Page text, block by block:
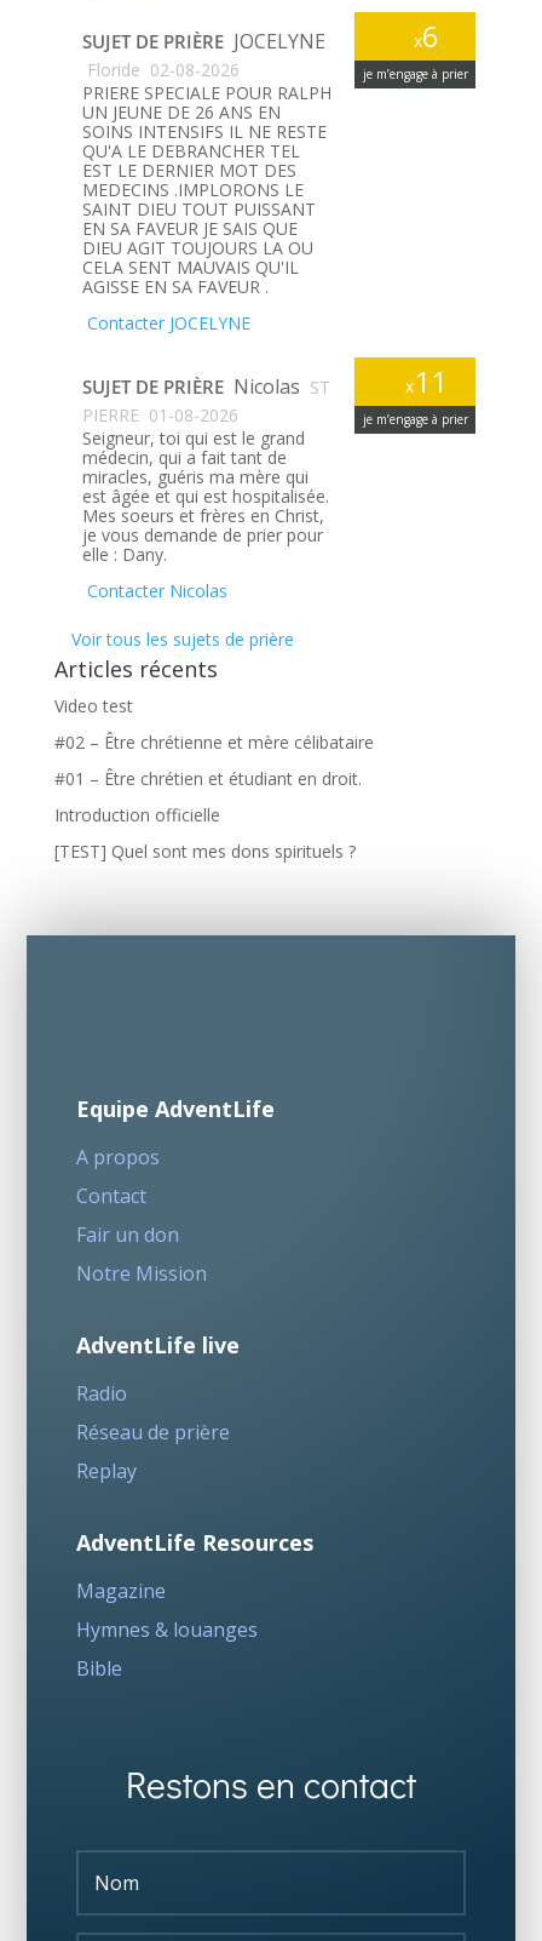
x6
je m’engage à prier
SUJET DE PRIÈRE JOCELYNE
Floride 02-08-2026
PRIERE SPECIALE POUR RALPH
UN JEUNE DE 26 ANS EN
SOINS INTENSIFS IL NE RESTE
QU'A LE DEBRANCHER TEL
EST LE DERNIER MOT DES
MEDECINS .IMPLORONS LE
SAINT DIEU TOUT PUISSANT
EN SA FAVEUR JE SAIS QUE
DIEU AGIT TOUJOURS LA OU
CELA SENT MAUVAIS QU'IL
AGISSE EN SA FAVEUR .
Contacter JOCELYNE
x11
je m’engage à prier
SUJET DE PRIÈRE Nicolas ST
PIERRE 01-08-2026
Seigneur, toi qui est le grand
médecin, qui a fait tant de
miracles, guéris ma mère qui
est âgée et qui est hospitalisée.
Mes soeurs et frères en Christ,
je vous demande de prier pour
elle : Dany.
Contacter Nicolas
Voir tous les sujets de prière
Articles récents
Video test
#02 – Être chrétienne et mère célibataire
#01 – Être chrétien et étudiant en droit.
Introduction officielle
[TEST] Quel sont mes dons spirituels ?
Equipe AdventLife
A propos
Contact
Fair un don
Notre Mission
AdventLife live
Radio
Réseau de prière
Replay
AdventLife Resources
Magazine
Hymnes & louanges
Bible
Restons en contact